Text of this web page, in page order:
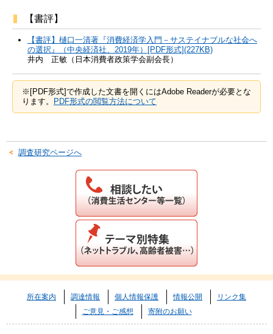
【書評】
【書評】樋口一清著『消費経済学入門－サステイナブルな社会へ
の選択』（中央経済社、2019年）[PDF形式](227KB)
井内 正敏（日本消費者政策学会副会長）
※[PDF形式]で作成した文書を開くにはAdobe Readerが必要とな
ります。 PDF形式の閲覧方法について
調査研究ページへ
所在案内 調達情報 個人情報保護 情報公開
リンク集
ご意見・ご感想
寄附のお願い